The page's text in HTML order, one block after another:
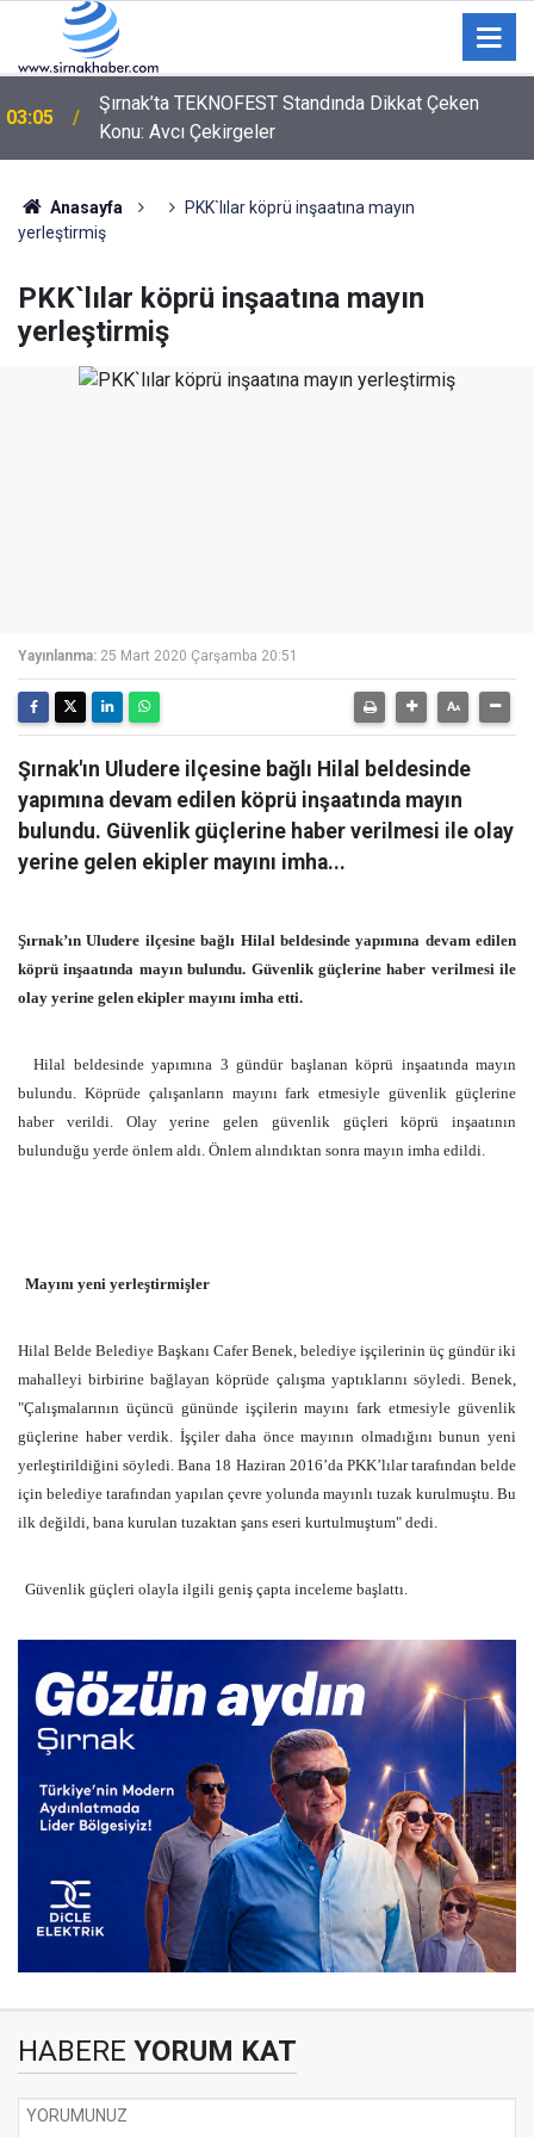
03:05
Şırnak’ta TEKNOFEST Standında Dikkat Çeken
Konu: Avcı Çekirgeler
02:00
Kozan'da zincirleme trafik kazası: 2 yaralı
Anasayfa
PKK`lılar köprü inşaatına mayın
yerleştirmiş
PKK`lılar köprü inşaatına mayın
yerleştirmiş
Yayınlanma: 25 Mart 2020 Çarşamba 20:51
Şırnak'ın Uludere ilçesine bağlı Hilal beldesinde
yapımına devam edilen köprü inşaatında mayın
bulundu. Güvenlik güçlerine haber verilmesi ile olay
yerine gelen ekipler mayını imha...
Şırnak’ın Uludere ilçesine bağlı Hilal beldesinde yapımına devam edilen
köprü inşaatında mayın bulundu. Güvenlik güçlerine haber verilmesi ile
olay yerine gelen ekipler mayını imha etti.
Hilal beldesinde yapımına 3 gündür başlanan köprü inşaatında mayın
bulundu. Köprüde çalışanların mayını fark etmesiyle güvenlik güçlerine
haber verildi. Olay yerine gelen güvenlik güçleri köprü inşaatının
bulunduğu yerde önlem aldı. Önlem alındıktan sonra mayın imha edildi.
Mayını yeni yerleştirmişler
Hilal Belde Belediye Başkanı Cafer Benek, belediye işçilerinin üç gündür iki
mahalleyi birbirine bağlayan köprüde çalışma yaptıklarını söyledi. Benek,
"Çalışmalarının üçüncü gününde işçilerin mayını fark etmesiyle güvenlik
güçlerine haber verdik. İşçiler daha önce mayının olmadığını bunun yeni
yerleştirildiğini söyledi. Bana 18 Haziran 2016’da PKK’lılar tarafından belde
için belediye tarafından yapılan çevre yolunda mayınlı tuzak kurulmuştu. Bu
ilk değildi, bana kurulan tuzaktan şans eseri kurtulmuştum" dedi.
Güvenlik güçleri olayla ilgili geniş çapta inceleme başlattı.
HABERE YORUM KAT